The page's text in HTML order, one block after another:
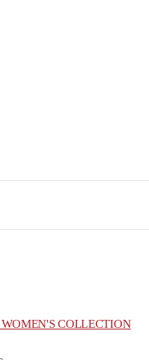
COLLECTION